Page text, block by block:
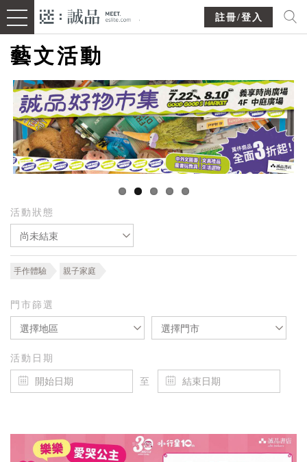
註冊/登入
藝文活動
活動狀態
尚未結束
手作體驗 親子家庭
門市篩選
選擇地區 選擇門市
活動日期
至